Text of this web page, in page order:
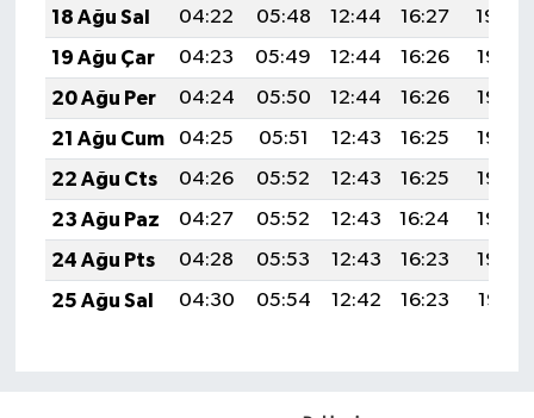
18 Ağu Sal
04:22 05:48 12:44 16:27
19:30
19 Ağu Çar
04:23 05:49 12:44 16:26
19:28
20 Ağu Per
04:24 05:50 12:44 16:26
19:27
21 Ağu Cum
04:25 05:51 12:43 16:25
19:26
22 Ağu Cts
04:26 05:52 12:43 16:25
19:25
23 Ağu Paz
04:27 05:52 12:43 16:24
19:23
24 Ağu Pts
04:28 05:53 12:43 16:23
19:22
25 Ağu Sal
04:30 05:54 12:42 16:23 19:21
SİYASET
Sındırgı
SPOR
SÜRMANŞET
Susurluk